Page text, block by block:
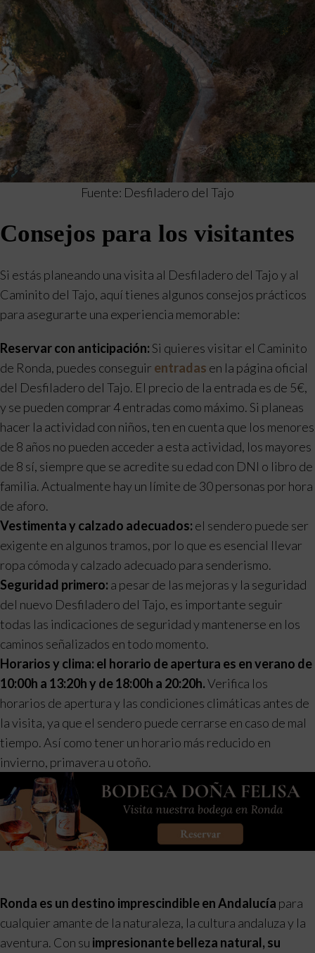
Fuente: Desfiladero del Tajo
Consejos para los visitantes
Si estás planeando una visita al Desfiladero del Tajo y al
Caminito del Tajo, aquí tienes algunos consejos prácticos
para asegurarte una experiencia memorable:
Reservar con anticipación: Si quieres visitar el Caminito
de Ronda, puedes conseguir entradas en la página oficial
del Desfiladero del Tajo. El precio de la entrada es de 5€,
y se pueden comprar 4 entradas como máximo. Si planeas
hacer la actividad con niños, ten en cuenta que los menores
de 8 años no pueden acceder a esta actividad, los mayores
de 8 sí, siempre que se acredite su edad con DNI o libro de
familia. Actualmente hay un límite de 30 personas por hora
de aforo.
Vestimenta y calzado adecuados: el sendero puede ser
exigente en algunos tramos, por lo que es esencial llevar
ropa cómoda y calzado adecuado para senderismo.
Seguridad primero: a pesar de las mejoras y la seguridad
del nuevo Desfiladero del Tajo, es importante seguir
todas las indicaciones de seguridad y mantenerse en los
caminos señalizados en todo momento.
Horarios y clima: el horario de apertura es en verano de
10:00h a 13:20h y de 18:00h a 20:20h.Verifica los
horarios de apertura y las condiciones climáticas antes de
la visita, ya que el sendero puede cerrarse en caso de mal
tiempo. Así como tener un horario más reducido en
invierno, primavera u otoño.
Ronda es un destino imprescindible en Andalucía para
cualquier amante de la naturaleza, la cultura andaluza y la
aventura. Con su impresionante belleza natural, su